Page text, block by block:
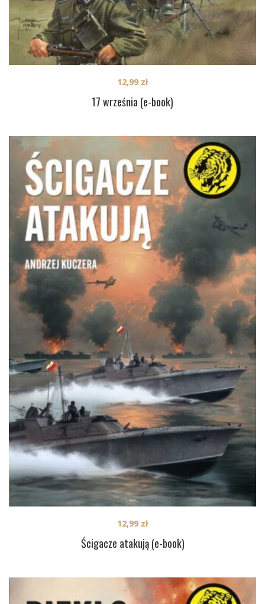
17 września (e-book)
12,99 zł
Ścigacze atakują (e-book)
12,99 zł